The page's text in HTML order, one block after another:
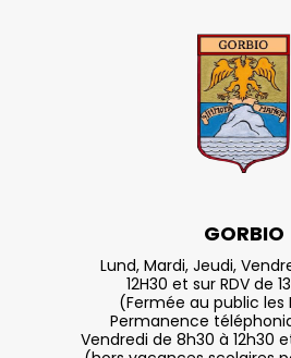
GORBIO
Lund, Mardi, Jeudi,
12H30 et sur RDV de
(Fermée au public les
Permanence
Vendredi de 8h30 à 12h30